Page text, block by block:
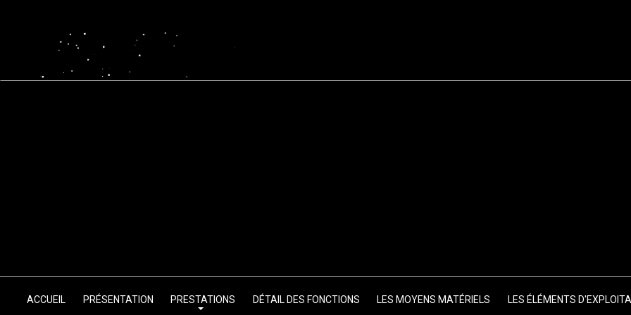
ACCUEIL PRÉSENTATION PRESTATIONS DÉTAIL DES FONCTIONS LES MOYENS MATÉRIELS LES ÉLÉMENTS